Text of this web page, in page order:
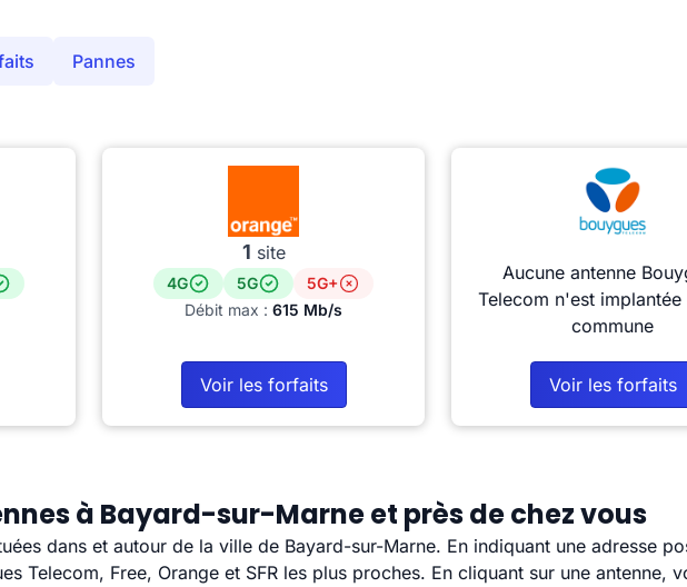
Pannes
1 site
4G 5G
5G+
Débit max : 615 Mb/s
Voir les forfaits
Aucune antenne
Telecom n'est implantée
commune
Voir les forfaits
à Bayard-sur-Marne et près de chez vous
dans et autour de la ville de Bayard-sur-Marne. En indiquant une adresse
Telecom, Free, Orange et SFR les plus proches. En cliquant sur une